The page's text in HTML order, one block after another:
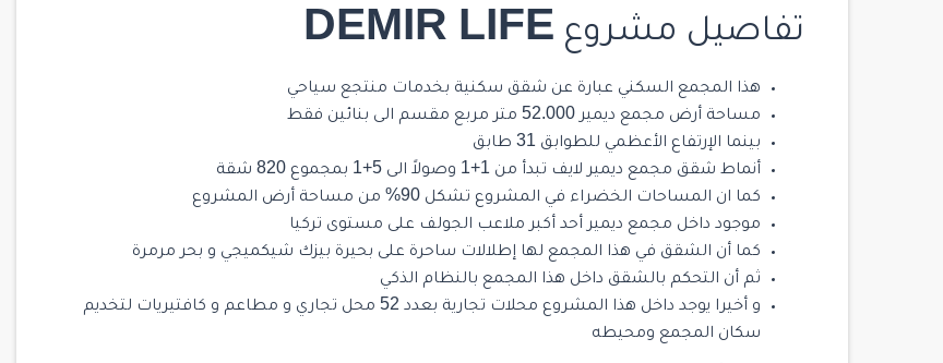
تفاصيل مشروع DEMIR LIFE
هذا المجمع السكني عبارة عن شقق سكنية بخدمات منتجع سياحي
مساحة أرض مجمع ديمير 52.000 متر مربع مقسم الى بنائين فقط
بينما الإرتفاع الأعظمي للطوابق 31 طابق
أنماط شقق مجمع ديمير لايف تبدأ من 1+1 وصولاً الى 5+1 بمجموع 820 شقة
كما ان المساحات الخضراء في المشروع تشكل 90% من مساحة أرض المشروع
موجود داخل مجمع ديمير أحد أكبر ملاعب الجولف على مستوى تركيا
كما أن الشقق في هذا المجمع لها إطلالات ساحرة على بحيرة بيزك شيكميجي و بحر مرمرة
ثم أن التحكم بالشقق داخل هذا المجمع بالنظام الذكي
و أخيرا يوجد داخل هذا المشروع محلات تجارية بعدد 52 محل تجاري و مطاعم و كافتيريات لتخديم
سكان المجمع ومحيطه